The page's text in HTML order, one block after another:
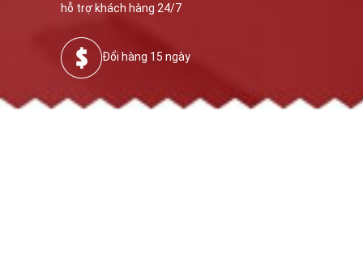
hỗ trợ khách hàng 24/7
Đổi hàng 15 ngày